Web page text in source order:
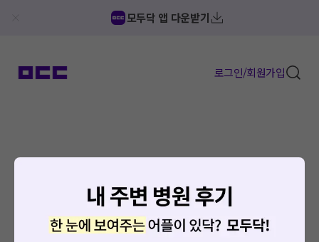
모두닥 앱 다운받기
로그인/회원가입